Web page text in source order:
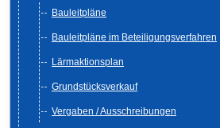
Bauleitpläne
Bauleitpläne im Beteiligungsverfahren
Lärmaktionsplan
Grundstücksverkauf
Vergaben / Ausschreibungen